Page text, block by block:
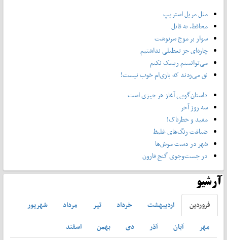
مثل مریل استریپ
محافظ، نه قاتل
سوار بر موج سرنوشت
چاره‌ای جز تعطیلی نداشتیم
می‌توانستم ریسک نکنم
نق می‌زدند که بازی‌ام خوب نیست!
داستان‌گویی آغاز هر چیزی است
سه روز آخر
مفید و خطرناک!
ضیافت رنگ‌های غلیظ
شهر در دست موش‌ها
در جست‌وجوی گنج قارون
آرشیو
فروردين ارديبهشت خرداد تير مرداد
شهريور
مهر
آبان آذر دی بهمن
اسفند